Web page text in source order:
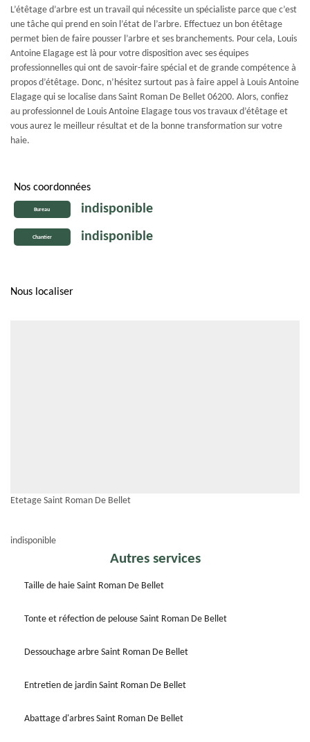
L’étêtage d’arbre est un travail qui nécessite un spécialiste parce que c’est
une tâche qui prend en soin l’état de l’arbre. Effectuez un bon étêtage
permet bien de faire pousser l’arbre et ses branchements. Pour cela, Louis
Antoine Elagage est là pour votre disposition avec ses équipes
professionnelles qui ont de savoir-faire spécial et de grande compétence à
propos d’étêtage. Donc, n’hésitez surtout pas à faire appel à Louis Antoine
Elagage qui se localise dans Saint Roman De Bellet 06200. Alors, confiez
au professionnel de Louis Antoine Elagage tous vos travaux d’étêtage et
vous aurez le meilleur résultat et de la bonne transformation sur votre
haie.
Nos coordonnées
Bureau indisponible
Chantier indisponible
Nous localiser
Etetage Saint Roman De Bellet
indisponible
Autres services
Taille de haie Saint Roman De Bellet
Tonte et réfection de pelouse Saint Roman De Bellet
Dessouchage arbre Saint Roman De Bellet
Entretien de jardin Saint Roman De Bellet
Abattage d'arbres Saint Roman De Bellet